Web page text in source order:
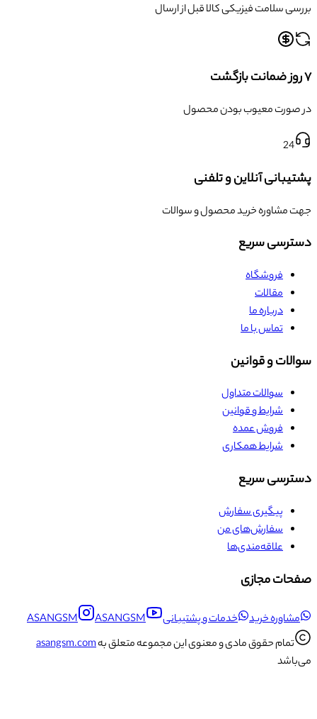
بررسی سلامت فیزیکی کالا قبل از ارسال
۷ روز ضمانت بازگشت
در صورت معیوب بودن محصول
24
پشتیبانی آنلاین و تلفنی
جهت مشاوره خرید محصول و سوالات
دسترسی سریع
فروشگاه
مقالات
درباره ما
تماس با ما
سوالات و قوانین
سوالات متداول
شرایط و قوانین
فروش عمده
شرایط همکاری
دسترسی سریع
پیگیری سفارش
سفارش‌های من
علاقه‌مندی‌ها
صفحات مجازی
مشاوره خرید خدمات و پشتیبانی ASANGSM
ASANGSM
تمام حقوق مادی و معنوی این مجموعه متعلق بهasangsm.com
می‌باشد